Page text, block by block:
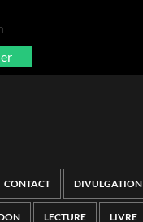
CONTACT DIVULGATION
LECTURE LIVRE